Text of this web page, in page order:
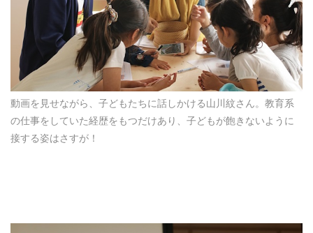
動画を見せながら、子どもたちに話しかける山川紋さん。教育系
の仕事をしていた経歴をもつだけあり、子どもが飽きないように
接する姿はさすが！